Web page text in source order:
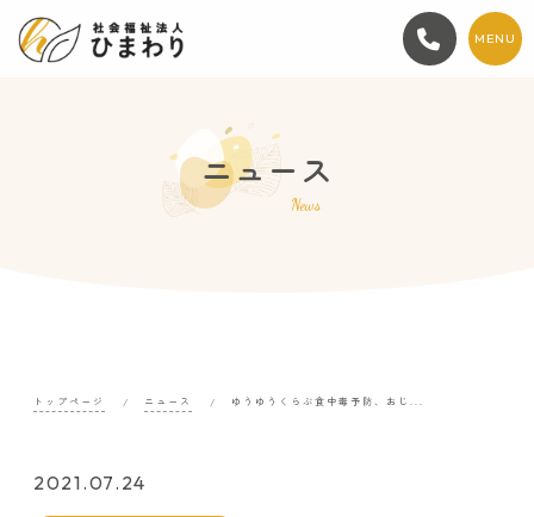
MENU
ニュース
News
トップページ ニュース ゆうゆうくらぶ食中毒予防、おじ...
2021.07.24